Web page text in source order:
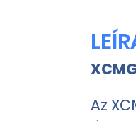
Az